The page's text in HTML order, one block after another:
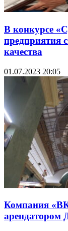
В конкурсе
предприятия
качества
01.07.2023 20:05
Компания
арендатором